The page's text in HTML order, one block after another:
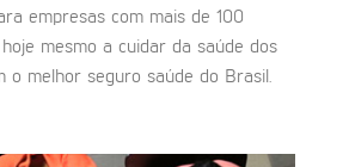
empresas com mais de 100
mesmo a cuidar da saúde dos
o melhor seguro saúde do Brasil.